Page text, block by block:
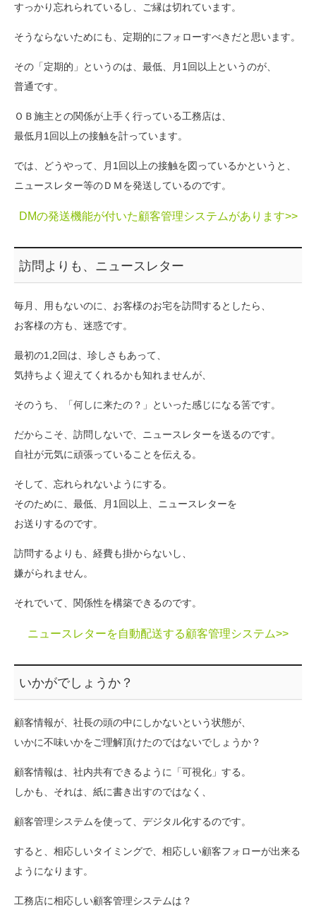
すっかり忘れられているし、ご縁は切れています。
そうならないためにも、定期的にフォローすべきだと思います。
その「定期的」というのは、最低、月1回以上というのが、
普通です。
ＯＢ施主との関係が上手く行っている工務店は、
最低月1回以上の接触を計っています。
では、どうやって、月1回以上の接触を図っているかというと、
ニュースレター等のＤＭを発送しているのです。
DMの発送機能が付いた顧客管理システムがあります>>
訪問よりも、ニュースレター
毎月、用もないのに、お客様のお宅を訪問するとしたら、
お客様の方も、迷惑です。
最初の1,2回は、珍しさもあって、
気持ちよく迎えてくれるかも知れませんが、
そのうち、「何しに来たの？」といった感じになる筈です。
だからこそ、訪問しないで、ニュースレターを送るのです。
自社が元気に頑張っていることを伝える。
そして、忘れられないようにする。
そのために、最低、月1回以上、ニュースレターを
お送りするのです。
訪問するよりも、経費も掛からないし、
嫌がられません。
それでいて、関係性を構築できるのです。
ニュースレターを自動配送する顧客管理システム>>
いかがでしょうか？
顧客情報が、社長の頭の中にしかないという状態が、
いかに不味いかをご理解頂けたのではないでしょうか？
顧客情報は、社内共有できるように「可視化」する。
しかも、それは、紙に書き出すのではなく、
顧客管理システムを使って、デジタル化するのです。
すると、相応しいタイミングで、相応しい顧客フォローが出来る
ようになります。
工務店に相応しい顧客管理システムは？